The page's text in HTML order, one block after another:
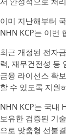
이미 지난해부터
NHN KCP는 이번
최근 개정된 전자
력, 재무건전성 등
금융 라이선스 확
할 수 있도록 지원
NHN KCP는 국내
보유한 검증된 기
으로 맞춤형 선불